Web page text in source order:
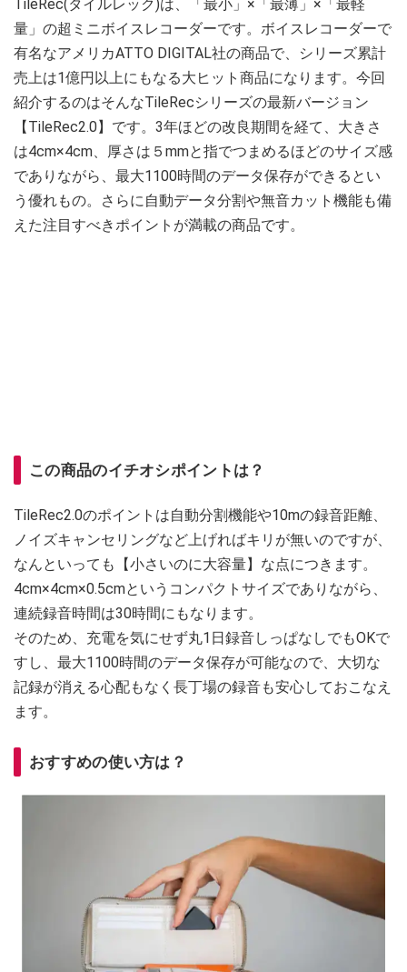
TileRec(タイルレック)は、「最小」×「最薄」×「最軽
量」の超ミニボイスレコーダーです。ボイスレコーダーで
有名なアメリカATTO DIGITAL社の商品で、シリーズ累計
売上は1億円以上にもなる大ヒット商品になります。今回
紹介するのはそんなTileRecシリーズの最新バージョン
【TileRec2.0】です。3年ほどの改良期間を経て、大きさ
は4cm×4cm、厚さは５mmと指でつまめるほどのサイズ感
でありながら、最大1100時間のデータ保存ができるとい
う優れもの。さらに自動データ分割や無音カット機能も備
えた注目すべきポイントが満載の商品です。
この商品のイチオシポイントは？
TileRec2.0のポイントは自動分割機能や10mの録音距離、
ノイズキャンセリングなど上げればキリが無いのですが、
なんといっても【小さいのに大容量】な点につきます。
4cm×4cm×0.5cmというコンパクトサイズでありながら、
連続録音時間は30時間にもなります。
そのため、充電を気にせず丸1日録音しっぱなしでもOKで
すし、最大1100時間のデータ保存が可能なので、大切な
記録が消える心配もなく長丁場の録音も安心しておこなえ
ます。
おすすめの使い方は？